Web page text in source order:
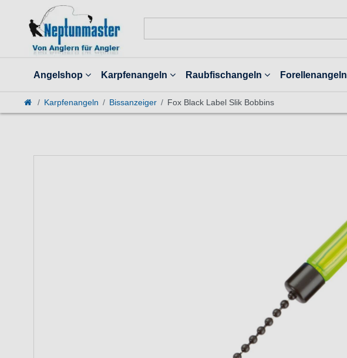
Angelshop Karpfenangeln Raubfischangeln Forellenangeln
Karpfenangeln Bissanzeiger Fox Black Label Slik Bobbins